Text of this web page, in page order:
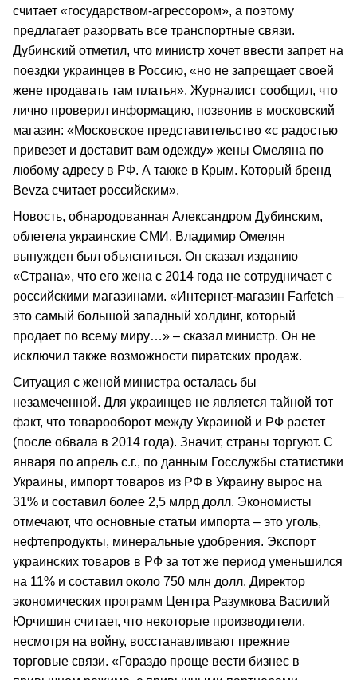
считает «государством-агрессором», а поэтому
предлагает разорвать все транспортные связи.
Дубинский отметил, что министр хочет ввести запрет на
поездки украинцев в Россию, «но не запрещает своей
жене продавать там платья». Журналист сообщил, что
лично проверил информацию, позвонив в московский
магазин: «Московское представительство «с радостью
привезет и доставит вам одежду» жены Омеляна по
любому адресу в РФ. А также в Крым. Который бренд
Bevza считает российским».
Новость, обнародованная Александром Дубинским,
облетела украинские СМИ. Владимир Омелян
вынужден был объясниться. Он сказал изданию
«Страна», что его жена с 2014 года не сотрудничает с
российскими магазинами. «Интернет-магазин Farfetch –
это самый большой западный холдинг, который
продает по всему миру…» – сказал министр. Он не
исключил также возможности пиратских продаж.
Ситуация с женой министра осталась бы
незамеченной. Для украинцев не является тайной тот
факт, что товарооборот между Украиной и РФ растет
(после обвала в 2014 года). Значит, страны торгуют. С
января по апрель с.г., по данным Госслужбы статистики
Украины, импорт товаров из РФ в Украину вырос на
31% и составил более 2,5 млрд долл. Экономисты
отмечают, что основные статьи импорта – это уголь,
нефтепродукты, минеральные удобрения. Экспорт
украинских товаров в РФ за тот же период уменьшился
на 11% и составил около 750 млн долл. Директор
экономических программ Центра Разумкова Василий
Юрчишин считает, что некоторые производители,
несмотря на войну, восстанавливают прежние
торговые связи. «Гораздо проще вести бизнес в